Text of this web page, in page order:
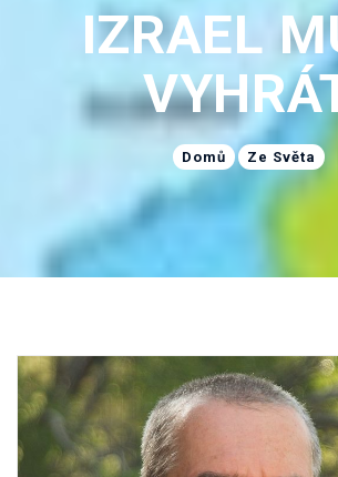
IZRAEL
Domů Ze Světa